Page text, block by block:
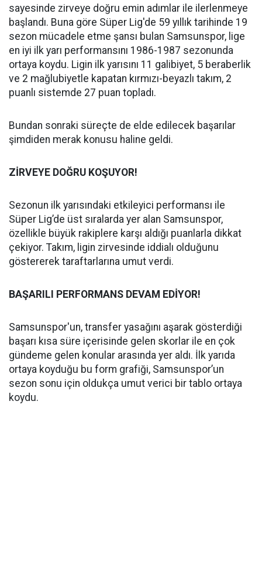
sayesinde zirveye doğru emin adımlar ile ilerlenmeye
başlandı. Buna göre Süper Lig'de 59 yıllık tarihinde 19
sezon mücadele etme şansı bulan Samsunspor, lige
en iyi ilk yarı performansını 1986-1987 sezonunda
ortaya koydu. Ligin ilk yarısını 11 galibiyet, 5 beraberlik
ve 2 mağlubiyetle kapatan kırmızı-beyazlı takım, 2
puanlı sistemde 27 puan topladı.
Bundan sonraki süreçte de elde edilecek başarılar
şimdiden merak konusu haline geldi.
ZİRVEYE DOĞRU KOŞUYOR!
Sezonun ilk yarısındaki etkileyici performansı ile
Süper Lig’de üst sıralarda yer alan Samsunspor,
özellikle büyük rakiplere karşı aldığı puanlarla dikkat
çekiyor. Takım, ligin zirvesinde iddialı olduğunu
göstererek taraftarlarına umut verdi.
BAŞARILI PERFORMANS DEVAM EDİYOR!
Samsunspor'un, transfer yasağını aşarak gösterdiği
başarı kısa süre içerisinde gelen skorlar ile en çok
gündeme gelen konular arasında yer aldı. İlk yarıda
ortaya koyduğu bu form grafiği, Samsunspor’un
sezon sonu için oldukça umut verici bir tablo ortaya
koydu.